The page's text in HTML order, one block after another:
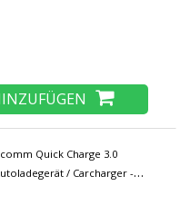
Quick Charge 3.0
/ Carcharger -